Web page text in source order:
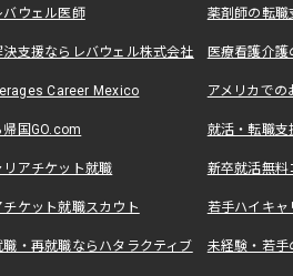
バウェル医師 薬剤師の転
支援ならレバウェル株式会社 医療看護介
Career Mexico アメリカで
国GO.com 就活・転職
アチケット就職 新卒就活無料
ケット就職スカウト 若手ハイキ
・再就職ならハタラクティブ 未経験・若手